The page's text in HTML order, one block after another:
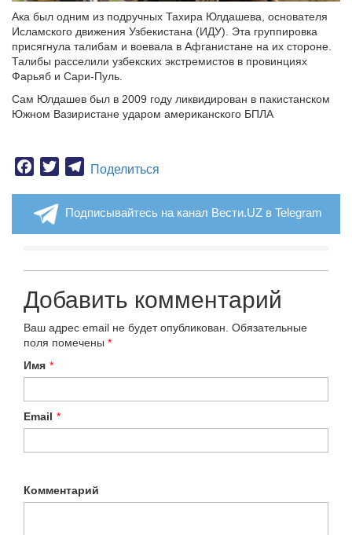
Ака был одним из подручных Тахира Юлдашева, основателя
Исламского движения Узбекистана (ИДУ). Эта группировка
присягнула талибам и воевала в Афганистане на их стороне.
Талибы расселили узбекских экстремистов в провинциях
Фарьяб и Сари-Пуль.
Сам Юлдашев был в 2009 году ликвидирован в пакистанском
Южном Вазиристане ударом американского БПЛА
Facebook
TwitterTelegram
Поделиться
Подписывайтесь на канал Вести.UZ в Telegram
Добавить комментарий
Ваш адрес email не будет опубликован. Обязательные
поля помечены *
Имя *
Email *
Комментарий